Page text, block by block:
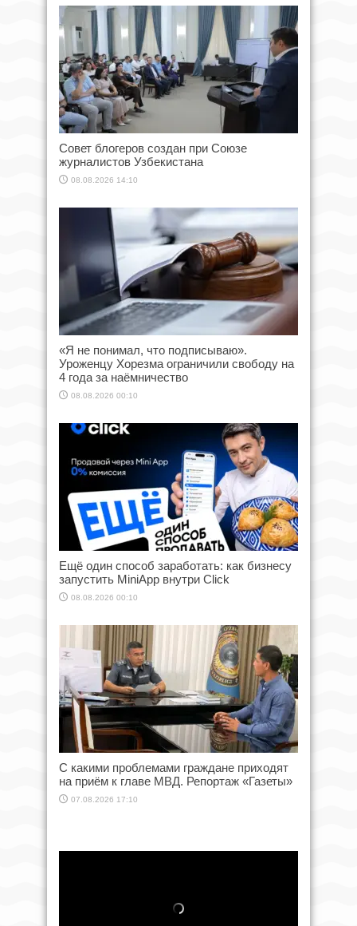
Совет блогеров создан при Союзе
журналистов Узбекистана
08.08.2026 14:10
«Я не понимал, что подписываю».
Уроженцу Хорезма ограничили свободу на
4 года за наёмничество
08.08.2026 00:10
Ещё один способ заработать: как бизнесу
запустить MiniApp внутри Click
08.08.2026 00:10
С какими проблемами граждане приходят
на приём к главе МВД. Репортаж «Газеты»
07.08.2026 17:10